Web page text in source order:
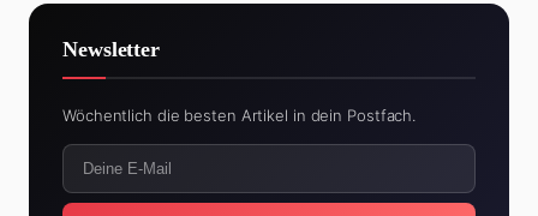
Newsletter
Wöchentlich die besten Artikel in dein Postfach.